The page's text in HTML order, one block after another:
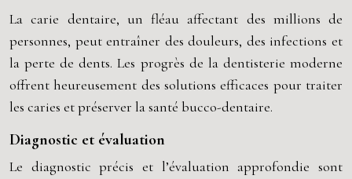
La carie dentaire, un fléau affectant des millions de
personnes, peut entraîner des douleurs, des infections et
la perte de dents. Les progrès de la dentisterie moderne
offrent heureusement des solutions efficaces pour traiter
les caries et préserver la santé bucco-dentaire.
Diagnostic et évaluation
Le diagnostic précis et l’évaluation approfondie sont